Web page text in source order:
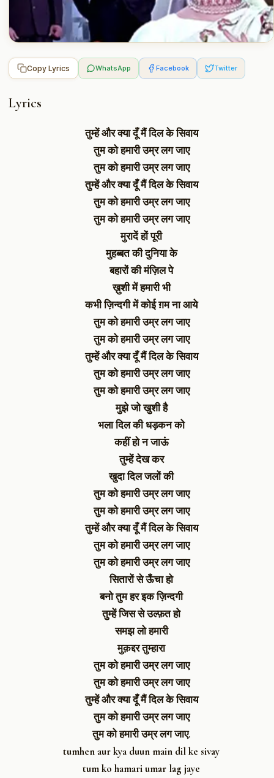
Copy Lyrics WhatsApp Facebook Twitter
Lyrics
तुम्हें और क्या दूँ मैं दिल के सिवाय
तुम को हमारी उम्र लग जाए
तुम को हमारी उम्र लग जाए
तुम्हें और क्या दूँ मैं दिल के सिवाय
तुम को हमारी उम्र लग जाए
तुम को हमारी उम्र लग जाए
मुरादें हों पूरी
मुहब्बत की दुनिया के
बहारों की मंज़िल पे
ख़ुशी में हमारी भी
कभी ज़िन्दगी में कोई ग़म ना आये
तुम को हमारी उम्र लग जाए
तुम को हमारी उम्र लग जाए
तुम्हें और क्या दूँ मैं दिल के सिवाय
तुम को हमारी उम्र लग जाए
तुम को हमारी उम्र लग जाए
मुझे जो खुशी है
भला दिल की धड़कन को
कहीं हो न जाऊं
तुम्हें देख कर
खुदा दिल जलों की
तुम को हमारी उम्र लग जाए
तुम को हमारी उम्र लग जाए
तुम्हें और क्या दूँ मैं दिल के सिवाय
तुम को हमारी उम्र लग जाए
तुम को हमारी उम्र लग जाए
सितारों से ऊँचा हो
बनो तुम हर इक ज़िन्दगी
तुम्हें जिस से उल्फ़त हो
समझ लो हमारी
मुक़द्दर तुम्हारा
तुम को हमारी उम्र लग जाए
तुम को हमारी उम्र लग जाए
तुम्हें और क्या दूँ मैं दिल के सिवाय
तुम को हमारी उम्र लग जाए
तुम को हमारी उम्र लग जाए.
tumhen aur kya duun main dil ke sivay
tum ko hamari umar lag jaye